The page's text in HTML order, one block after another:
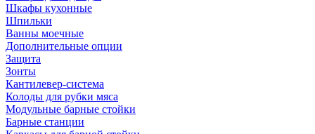
Шкафы кухонные
Шпильки
Ванны моечные
Дополнительные опции
Защита
Зонты
Кантилевер-система
Колоды для рубки мяса
Модульные барные стойки
Барные станции